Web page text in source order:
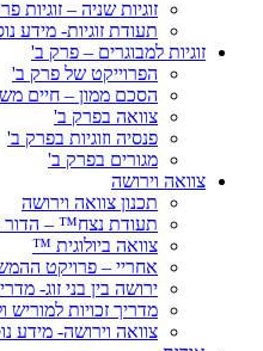
זוגיות שניה – זוגיות
תעודת זוגיות- מידע
זוגיות למבוגרים – פרק ב'
הפרוייקט של פרק ב'
הסכם ממון – חיים
צוואה בפרק ב'
פנסיה וזוגיות בפרק ב'
מגורים בפרק ב'
צוואה וירושה
תכנון צוואה וירושה
תעודת נצח™ – הדור
צוואה ביולוגית ™
אחריי – פרויקט
ירושה בין בני זוג-
מדריך זכויות למוריש
צוואה וירושה- מידע